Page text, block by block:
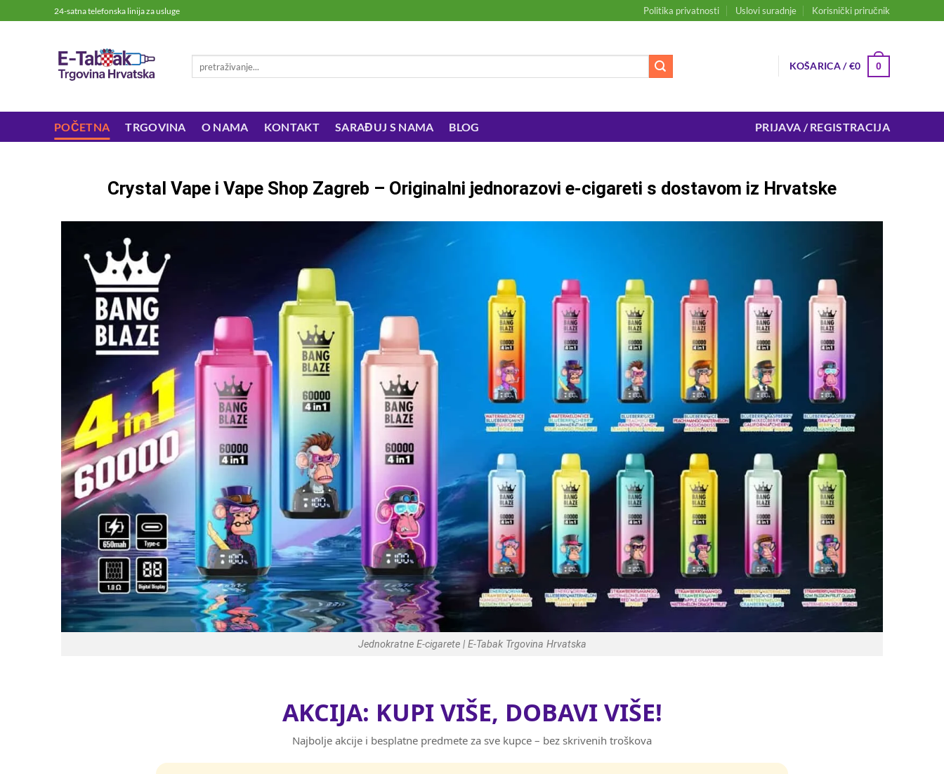
24-satna telefonska linija za usluge Politika privatnosti Uslovi suradnje Korisnički priručnik
KOŠARICA /€0 0
POČETNA TRGOVINA O NAMA KONTAKT SARAĐUJ S NAMA BLOG PRIJAVA / REGISTRACIJA
Crystal Vape i Vape Shop Zagreb – Originalni jednorazovi e-cigareti s dostavom iz Hrvatske
Jednokratne E-cigarete | E-Tabak Trgovina Hrvatska
AKCIJA: KUPI VIŠE, DOBAVI VIŠE!
Najbolje akcije i besplatne predmete za sve kupce – bez skrivenih troškova